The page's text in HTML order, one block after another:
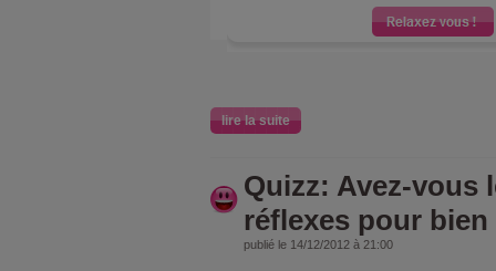
lire la suite
Quizz: Avez-vous
réflexes pour
publié le 14/12/2012 à 21:00